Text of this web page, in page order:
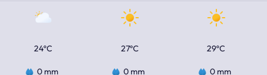
24ºC 27ºC 29ºC
0 mm 0 mm 0 mm